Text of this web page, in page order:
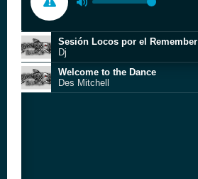
Sesión Locos por el Remember
Dj
Welcome to the Dance
Des Mitchell